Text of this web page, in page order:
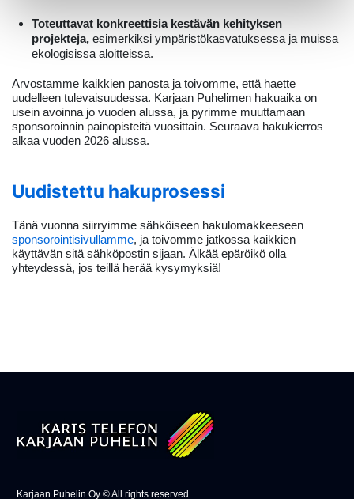
Toteuttavat konkreettisia kestävän kehityksen
projekteja, esimerkiksi ympäristökasvatuksessa ja muissa
ekologisissa aloitteissa.
Arvostamme kaikkien panosta ja toivomme, että haette
uudelleen tulevaisuudessa. Karjaan Puhelimen hakuaika on
usein avoinna jo vuoden alussa, ja pyrimme muuttamaan
sponsoroinnin painopisteitä vuosittain. Seuraava hakukierros
alkaa vuoden 2026 alussa.
Uudistettu hakuprosessi
Tänä vuonna siirryimme sähköiseen hakulomakkeeseen
sponsorointisivullamme, ja toivomme jatkossa kaikkien
käyttävän sitä sähköpostin sijaan. Älkää epäröikö olla
yhteydessä, jos teillä herää kysymyksiä!
Karjaan Puhelin Oy © All rights reserved